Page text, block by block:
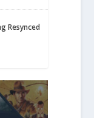
Resynced